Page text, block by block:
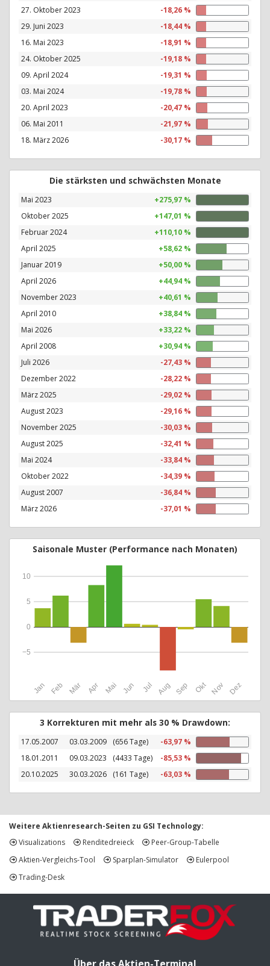
27. Oktober 2023
-18,26 %
29. Juni 2023
-18,44 %
16. Mai 2023
-18,91 %
24. Oktober 2025
-19,18 %
09. April 2024
-19,31 %
03. Mai 2024
-19,78 %
20. April 2023
-20,47 %
06. Mai 2011
-21,97 %
18. März 2026
-30,17 %
Die stärksten und schwächsten Monate
Mai 2023
+275,97 %
Oktober 2025
+147,01 %
Februar 2024
+110,10 %
April 2025
+58,62 %
Januar 2019
+50,00 %
April 2026
+44,94 %
November 2023
+40,61 %
April 2010
+38,84 %
Mai 2026
+33,22 %
April 2008
+30,94 %
Juli 2026
-27,43 %
Dezember 2022
-28,22 %
März 2025
-29,02 %
August 2023
-29,16 %
November 2025
-30,03 %
August 2025
-32,41 %
Mai 2024
-33,84 %
Oktober 2022
-34,39 %
August 2007
-36,84 %
März 2026
-37,01 %
Saisonale Muster (Performance nach Monaten)
Jan Feb Mär Apr Mai Jun Jul Aug Sep Okt Nov Dez
−5
0
5
10
3 Korrekturen mit mehr als 30 % Drawdown:
17.05.2007 03.03.2009 (656 Tage)
-63,97 %
18.01.2011
09.03.2023 (4433 Tage)
-85,53 %
20.10.2025
30.03.2026 (161 Tage) -63,03 %
Weitere Aktienresearch-Seiten zu GSI Technology:
Visualizations
Renditedreieck
Peer-Group-Tabelle
Aktien-Vergleichs-Tool
Sparplan-Simulator
Eulerpool
Trading-Desk